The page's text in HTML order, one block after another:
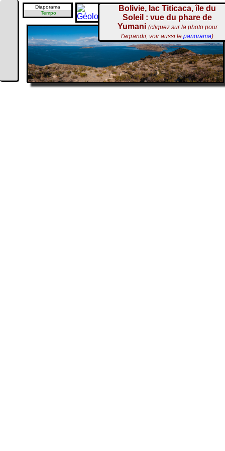
Diaporama
Tempo
Bolivie, lac Titicaca, île du
Soleil : vue du phare de
Yumani (cliquez sur la photo pour
l'agrandir, voir aussi le panorama)